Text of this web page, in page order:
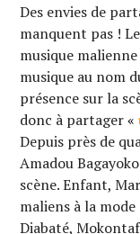
Des envies de
manquent pas !
musique
musique au nom
présence sur la
donc à partager«
Depuis près de
Amadou
scène. Enfant,
maliens à la
Diabaté,